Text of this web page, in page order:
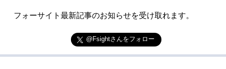
フォーサイト最新記事のお知らせを受け取れます。
@Fsightさんをフォロー